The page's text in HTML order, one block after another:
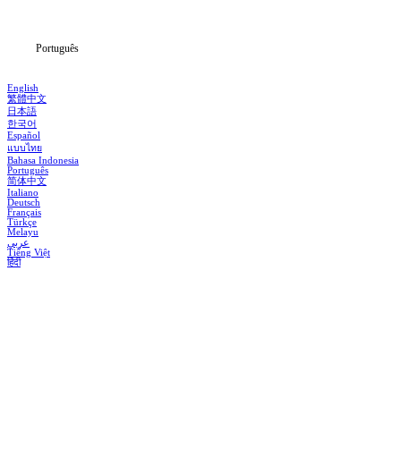
Português
English
繁體中文
日本語
한국어
Español
แบบไทย
Bahasa Indonesia
Português
简体中文
Italiano
Deutsch
Français
Türkçe
Melayu
عربي
Tiếng Việt
हिंदी